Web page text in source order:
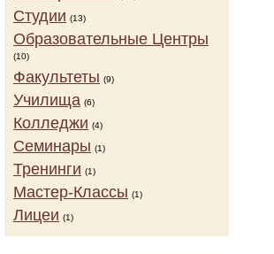
Студии (13)
Образовательные Центры
(10)
Факультеты (9)
Училища (6)
Колледжи (4)
Семинары (1)
Тренинги (1)
Мастер-Классы (1)
Лицеи (1)